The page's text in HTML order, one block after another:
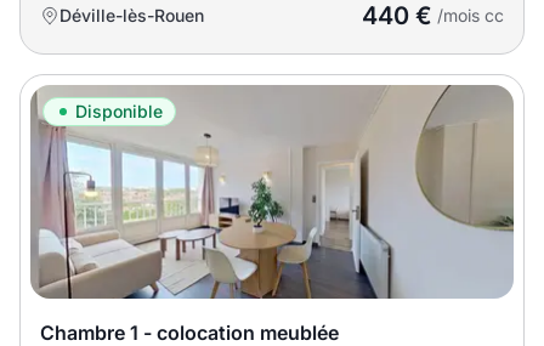
Déville-lès-Rouen 440 € /mois cc
Disponible
Chambre 1 - colocation meublée